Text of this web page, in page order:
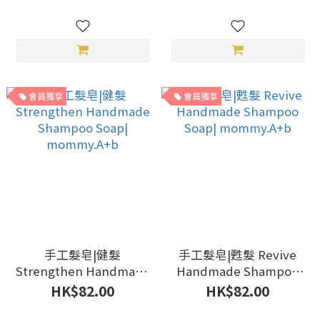
會員獨享
手工髮皂|健髮
Strengthen Handmade
Shampoo Soap|
mommy.A+b
HK$82.00
會員獨享
手工髮皂|甦髮 Revive
Handmade Shampoo
Soap| mommy.A+b
HK$82.00